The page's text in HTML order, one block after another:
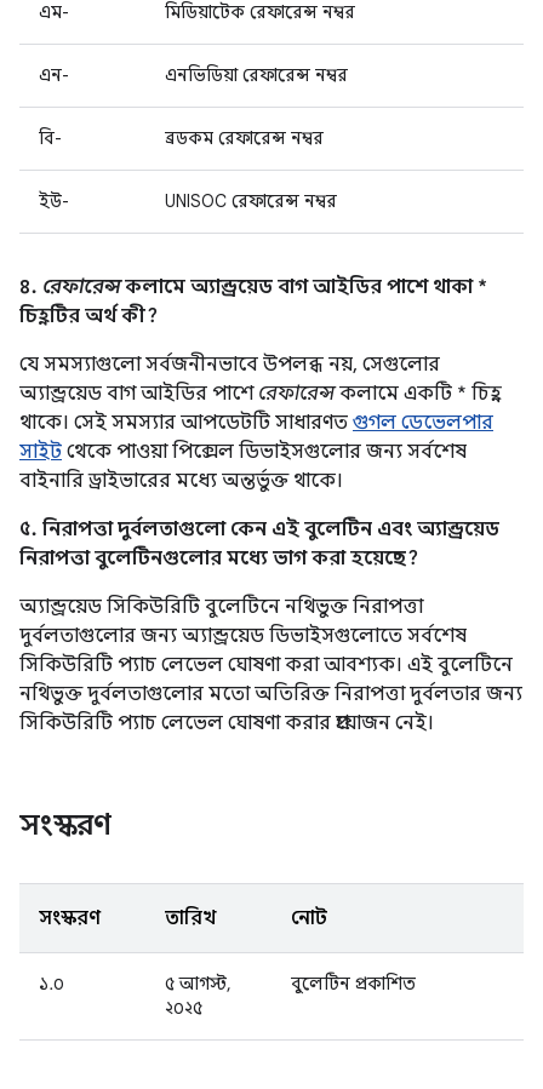
এম- মিডিয়াটেক রেফারেন্স নম্বর
এন- এনভিডিয়া রেফারেন্স নম্বর
বি- ব্রডকম রেফারেন্স নম্বর
ইউ- UNISOC রেফারেন্স নম্বর
৪. রেফারেন্সকলামে অ্যান্ড্রয়েড বাগ আইডির পাশে থাকা *
চিহ্নটির অর্থ কী?
যে সমস্যাগুলো সর্বজনীনভাবে উপলব্ধ নয়, সেগুলোর
অ্যান্ড্রয়েড বাগ আইডির পাশে রেফারেন্সকলামে একটি * চিহ্ন
থাকে। সেই সমস্যার আপডেটটি সাধারণত গুগল ডেভেলপার
সাইট থেকে পাওয়া পিক্সেল ডিভাইসগুলোর জন্য সর্বশেষ
বাইনারি ড্রাইভারের মধ্যে অন্তর্ভুক্ত থাকে।
৫. নিরাপত্তা দুর্বলতাগুলো কেন এই বুলেটিন এবং অ্যান্ড্রয়েড
নিরাপত্তা বুলেটিনগুলোর মধ্যে ভাগ করা হয়েছে?
অ্যান্ড্রয়েড সিকিউরিটি বুলেটিনে নথিভুক্ত নিরাপত্তা
দুর্বলতাগুলোর জন্য অ্যান্ড্রয়েড ডিভাইসগুলোতে সর্বশেষ
সিকিউরিটি প্যাচ লেভেল ঘোষণা করা আবশ্যক। এই বুলেটিনে
নথিভুক্ত দুর্বলতাগুলোর মতো অতিরিক্ত নিরাপত্তা দুর্বলতার জন্য
সিকিউরিটি প্যাচ লেভেল ঘোষণা করার প্রয়োজন নেই।
সংস্করণ
সংস্করণ তারিখ নোট
১.০
৫ আগস্ট,
২০২৫
বুলেটিন প্রকাশিত